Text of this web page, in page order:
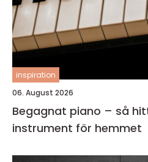
inspiration
06. August 2026
Begagnat piano – så
instrument för hemmet